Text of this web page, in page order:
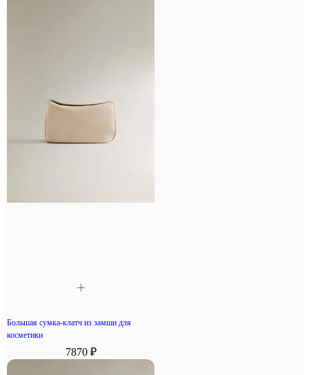
Большая сумка-клатч из замши для
косметики
7870 ₽